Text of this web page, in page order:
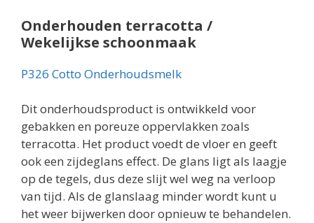
Onderhouden terracotta /
Wekelijkse schoonmaak
P326 Cotto Onderhoudsmelk
Dit onderhoudsproduct is ontwikkeld voor
gebakken en poreuze oppervlakken zoals
terracotta. Het product voedt de vloer en geeft
ook een zijdeglans effect. De glans ligt als laagje
op de tegels, dus deze slijt wel weg na verloop
van tijd. Als de glanslaag minder wordt kunt u
het weer bijwerken door opnieuw te behandelen.